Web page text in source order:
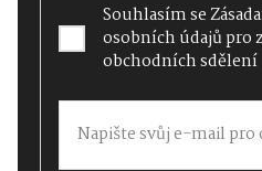
Souhlasím se
osobních údajůpro
obchodních sdělení